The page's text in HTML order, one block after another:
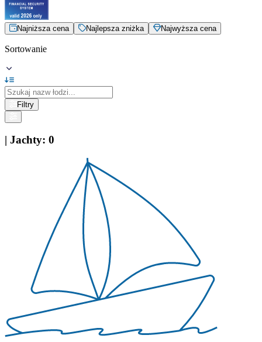
Najniższa cena Najlepsza zniżka Najwyższa cena
Sortowanie
Filtry
| Jachty: 0